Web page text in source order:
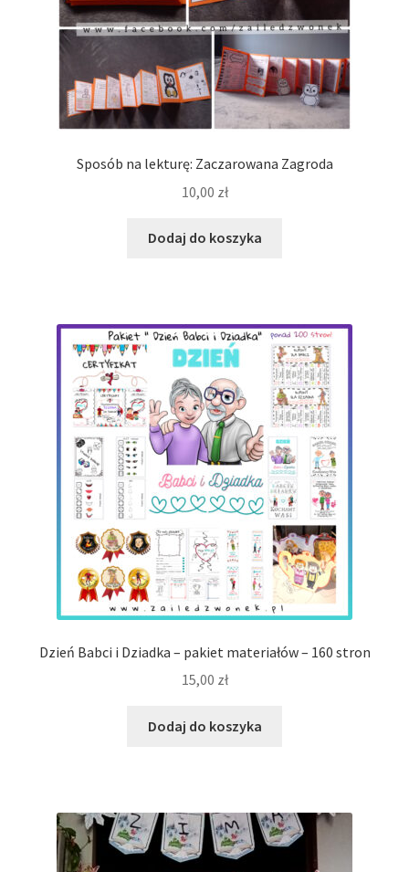
Sposób na lekturę: Zaczarowana Zagroda
10,00 zł
Dodaj do koszyka
Dzień Babci i Dziadka – pakiet materiałów – 160 stron
15,00 zł
Dodaj do koszyka